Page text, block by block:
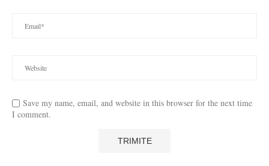
Save my name, email, and website in this browser for the next time
I comment.